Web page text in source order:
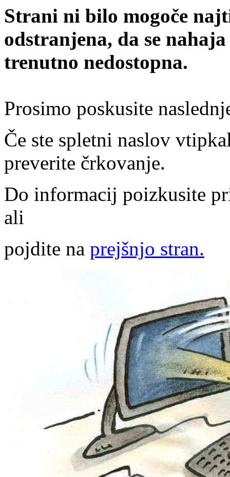
Strani ni bilo mogoče
odstranjena, da se
trenutno nedostopna.
Prosimo poskusite
Če ste spletni naslov
preverite črkovanje.
Do informacij poizkusite
ali
pojdite na prejšnjo stran.